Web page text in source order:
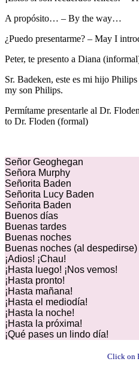
A propósito… – By the way…
¿Puedo presentarme? – May I
Peter, te presento a Diana
Sr. Badeken, este es mi hijo
my son Philips.
Permítame presentarle al Dr.
to Dr. Floden (formal)
Señor Geoghegan
Señora Murphy
Señorita Baden
Señorita Lucy Baden
Señorita Baden
Buenos días
Buenas tardes
Buenas noches
Buenas noches (al despedirse)
¡Adios! ¡Chau!
¡Hasta luego! ¡Nos vemos!
¡Hasta pronto!
¡Hasta mañana!
¡Hasta el mediodía!
¡Hasta la noche!
¡Hasta la próxima!
¡Qué pases un lindo día!
Click on